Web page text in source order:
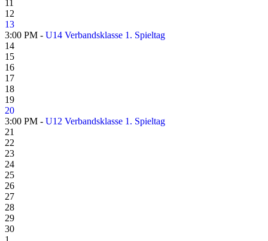
11
12
13
3:00 PM - U14 Verbandsklasse 1. Spieltag
14
15
16
17
18
19
20
3:00 PM - U12 Verbandsklasse 1. Spieltag
21
22
23
24
25
26
27
28
29
30